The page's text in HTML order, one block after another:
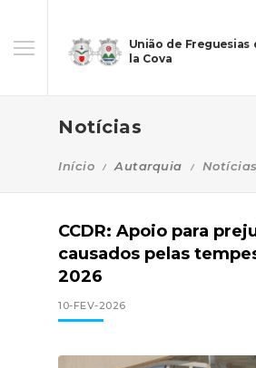
União de Freguesias
la Cova
Notícias
Início Autarquia Notícias
CCDR: Apoio para
causados pelas
2026
10-FEV-2026